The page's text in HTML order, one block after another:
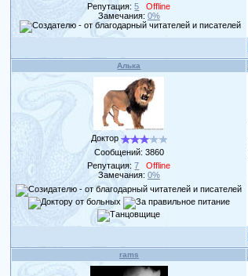
Репутация:5
Offline
Замечания: 0%
Алька
Доктор
Сообщений: 3860
Репутация:7
Offline
Замечания: 0%
rams